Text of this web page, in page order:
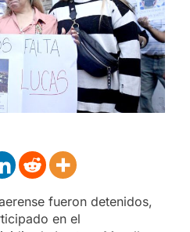
fueron detenidos,
en el